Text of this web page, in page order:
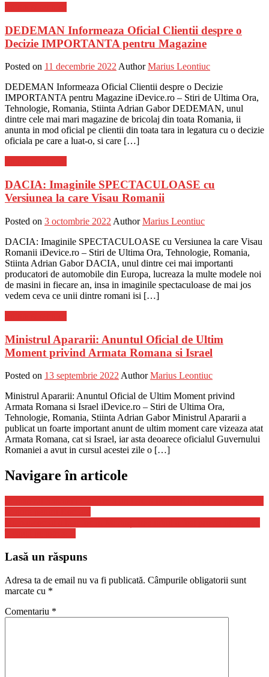
DEDEMAN Informeaza Oficial Clientii despre o
Decizie IMPORTANTA pentru Magazine
Posted on 11 decembrie 2022 Author Marius Leontiuc
DEDEMAN Informeaza Oficial Clientii despre o Decizie
IMPORTANTA pentru Magazine iDevice.ro – Stiri de Ultima Ora,
Tehnologie, Romania, Stiinta Adrian Gabor DEDEMAN, unul
dintre cele mai mari magazine de bricolaj din toata Romania, ii
anunta in mod oficial pe clientii din toata tara in legatura cu o decizie
oficiala pe care a luat-o, si care […]
DACIA: Imaginile SPECTACULOASE cu
Versiunea la care Visau Romanii
Posted on 3 octombrie 2022 Author Marius Leontiuc
DACIA: Imaginile SPECTACULOASE cu Versiunea la care Visau
Romanii iDevice.ro – Stiri de Ultima Ora, Tehnologie, Romania,
Stiinta Adrian Gabor DACIA, unul dintre cei mai importanti
producatori de automobile din Europa, lucreaza la multe modele noi
de masini in fiecare an, insa in imaginile spectaculoase de mai jos
vedem ceva ce unii dintre romani isi […]
Ministrul Apararii: Anuntul Oficial de Ultim
Moment privind Armata Romana si Israel
Posted on 13 septembrie 2022 Author Marius Leontiuc
Ministrul Apararii: Anuntul Oficial de Ultim Moment privind
Armata Romana si Israel iDevice.ro – Stiri de Ultima Ora,
Tehnologie, Romania, Stiinta Adrian Gabor Ministrul Apararii a
publicat un foarte important anunt de ultim moment care vizeaza atat
Armata Romana, cat si Israel, iar asta deoarece oficialul Guvernului
Romaniei a avut in cursul acestei zile o […]
Navigare în articole
Lasă un răspuns
Adresa ta de email nu va fi publicată. Câmpurile obligatorii sunt
marcate cu *
Comentariu *